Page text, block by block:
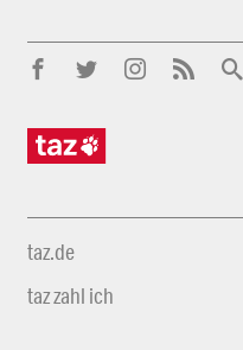
taz.de
taz zahl ich